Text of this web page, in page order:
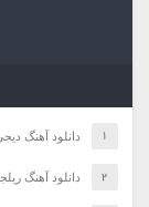
دانلود آهنگ دیجی
دانلود آهنگ ریلجی